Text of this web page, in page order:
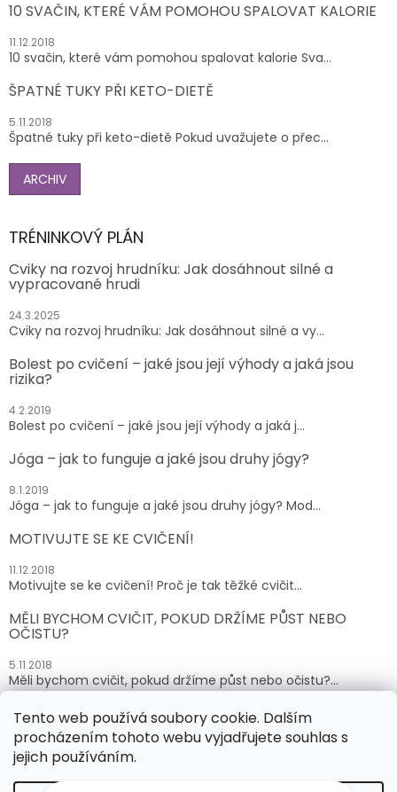
Tento web používá soubory cookie. Dalším
procházením tohoto webu vyjadřujete souhlas s
jejich používáním.
10 SVAČIN, KTERÉ VÁM POMOHOU SPALOVAT KALORIE
11.12.2018
10 svačin, které vám pomohou spalovat kalorie Sva...
ŠPATNÉ TUKY PŘI KETO-DIETĚ
5.11.2018
Špatné tuky při keto-dietě Pokud uvažujete o přec...
ARCHIV
TRÉNINKOVÝ PLÁN
Cviky na rozvoj hrudníku: Jak dosáhnout silné a
vypracované hrudi
24.3.2025
Cviky na rozvoj hrudníku: Jak dosáhnout silné a vy...
Bolest po cvičení – jaké jsou její výhody a jaká jsou
rizika?
4.2.2019
Bolest po cvičení – jaké jsou její výhody a jaká j...
Jóga – jak to funguje a jaké jsou druhy jógy?
8.1.2019
Jóga – jak to funguje a jaké jsou druhy jógy? Mod...
MOTIVUJTE SE KE CVIČENÍ!
11.12.2018
Motivujte se ke cvičení! Proč je tak těžké cvičit...
MĚLI BYCHOM CVIČIT, POKUD DRŽÍME PŮST NEBO
OČISTU?
5.11.2018
Měli bychom cvičit, pokud držíme půst nebo očistu?...
ARCHIV